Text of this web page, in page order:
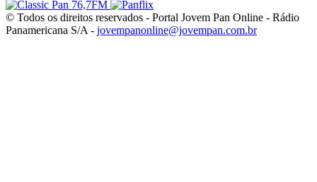
© Todos os direitos reservados - Portal Jovem Pan Online - Rádio
Panamericana S/A - jovempanonline@jovempan.com.br